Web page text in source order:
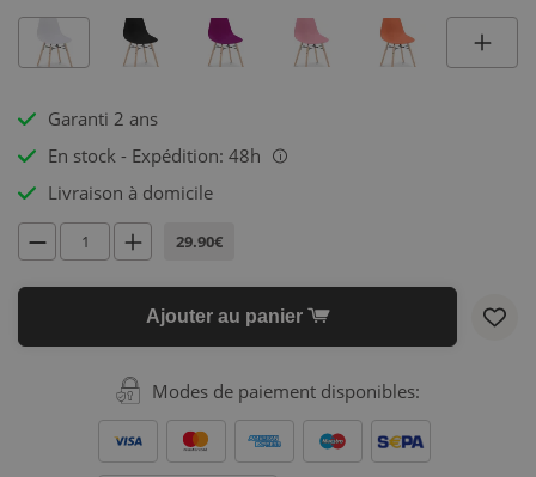
Garanti 2 ans
En stock - Expédition: 48h
i
Livraison à domicile
29.90€
Ajouter au panier
Modes de paiement disponibles: